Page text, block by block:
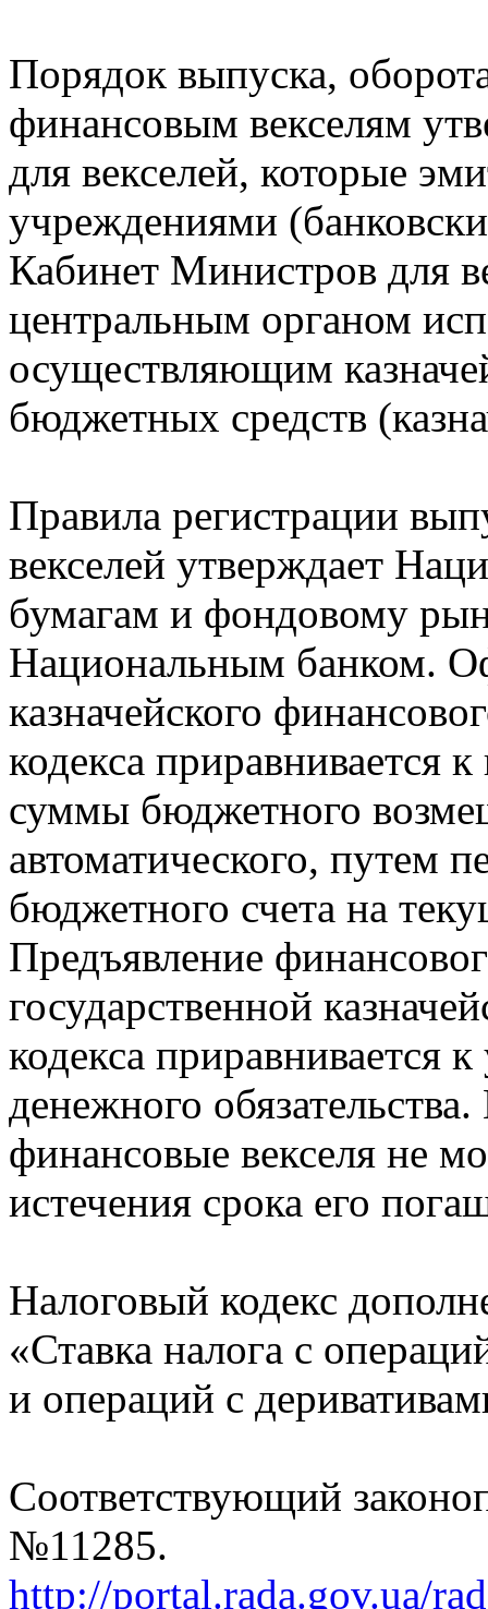
Порядок выпуска,
финансовым векселям
для векселей, которые
учреждениями
Кабинет Министров для
центральным органом
осуществляющим
бюджетных средств
Правила регистрации
векселей утверждает
бумагам и фондовому
Национальным банком.
казначейского
кодекса приравнивается
суммы бюджетного
автоматического, путем
бюджетного счета на
Предъявление
государственной
кодекса приравнивается
денежного
финансовые векселя не
истечения срока его
Налоговый кодекс
«Ставка налога с
и операций с
Соответствующий
№11285.
http://portal.rada.gov.ua/